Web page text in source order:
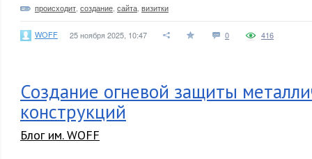
происходит создание сайта визитки
WOFF 25 ноября 2025, 10:47 0 416
Создание огневой защиты
конструкций
Блог им. WOFF